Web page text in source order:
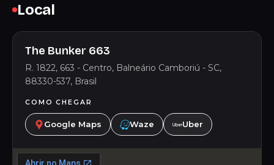
Local
The Bunker 663
R. 1822, 663 - Centro, Balneário Camboriú - SC,
88330-537, Brasil
COMO CHEGAR
Google Maps Waze Uber